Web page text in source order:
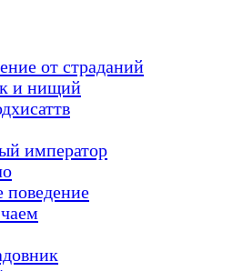
от страданий
и нищий
император
поведение